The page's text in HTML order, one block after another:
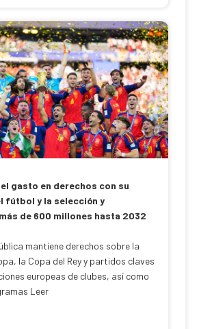
gasto en derechos con su
fútbol y la selección y
de 600 millones hasta 2032
mantiene derechos sobre la
la Copa del Rey y partidos claves
europeas de clubes, así como
Leer